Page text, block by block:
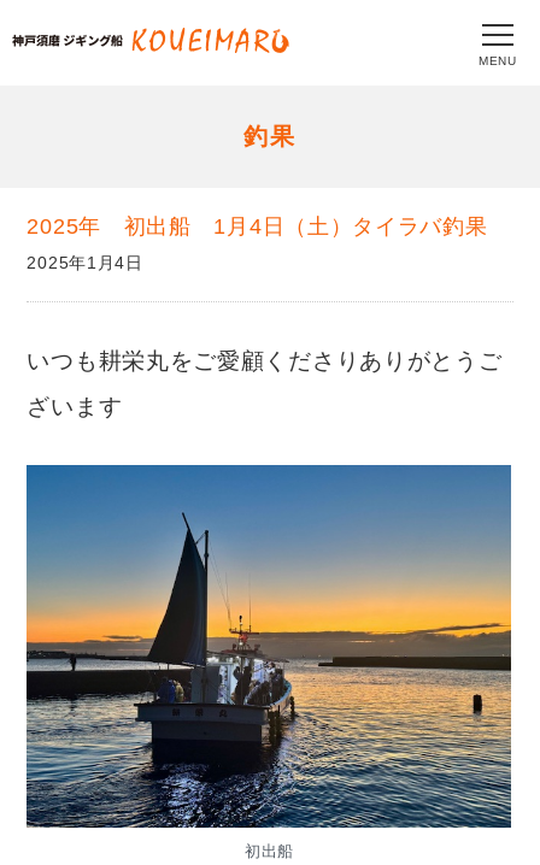
MENU
釣果
2025年 初出船 1月4日（土）タイラバ釣果
2025年1月4日
いつも耕栄丸をご愛顧くださりありがとうご
ざいます
初出船